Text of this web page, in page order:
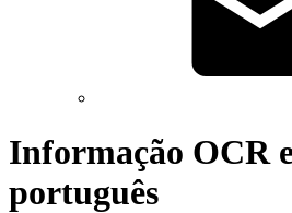
Informação OCR
português